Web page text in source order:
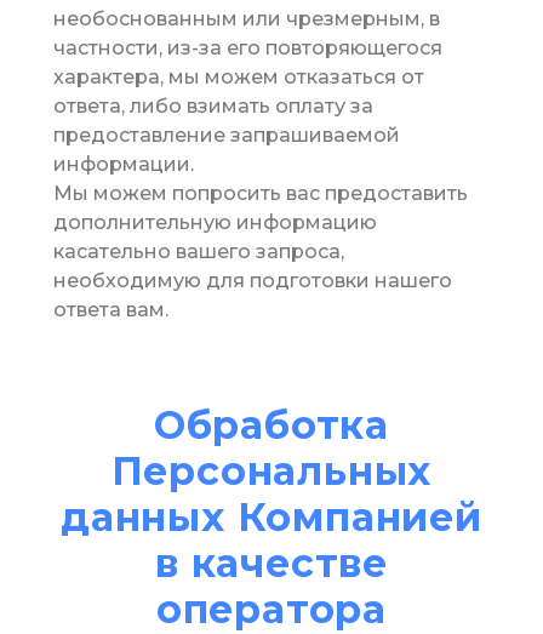
необоснованным или чрезмерным, в
частности, из-за его повторяющегося
характера, мы можем отказаться от
ответа, либо взимать оплату за
предоставление запрашиваемой
информации.
Мы можем попросить вас предоставить
дополнительную информацию
касательно вашего запроса,
необходимую для подготовки нашего
ответа вам.
Обработка
Персональных
данных Компанией
в качестве
оператора